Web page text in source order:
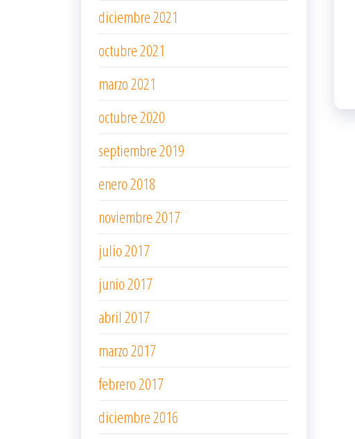
diciembre 2021
octubre 2021
marzo 2021
octubre 2020
septiembre 2019
enero 2018
noviembre 2017
julio 2017
junio 2017
abril 2017
marzo 2017
febrero 2017
diciembre 2016